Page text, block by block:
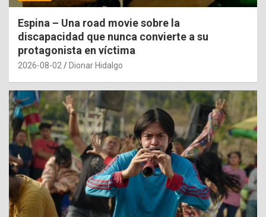
Espina – Una road movie sobre la
discapacidad que nunca convierte a su
protagonista en víctima
2026-08-02 Dionar Hidalgo